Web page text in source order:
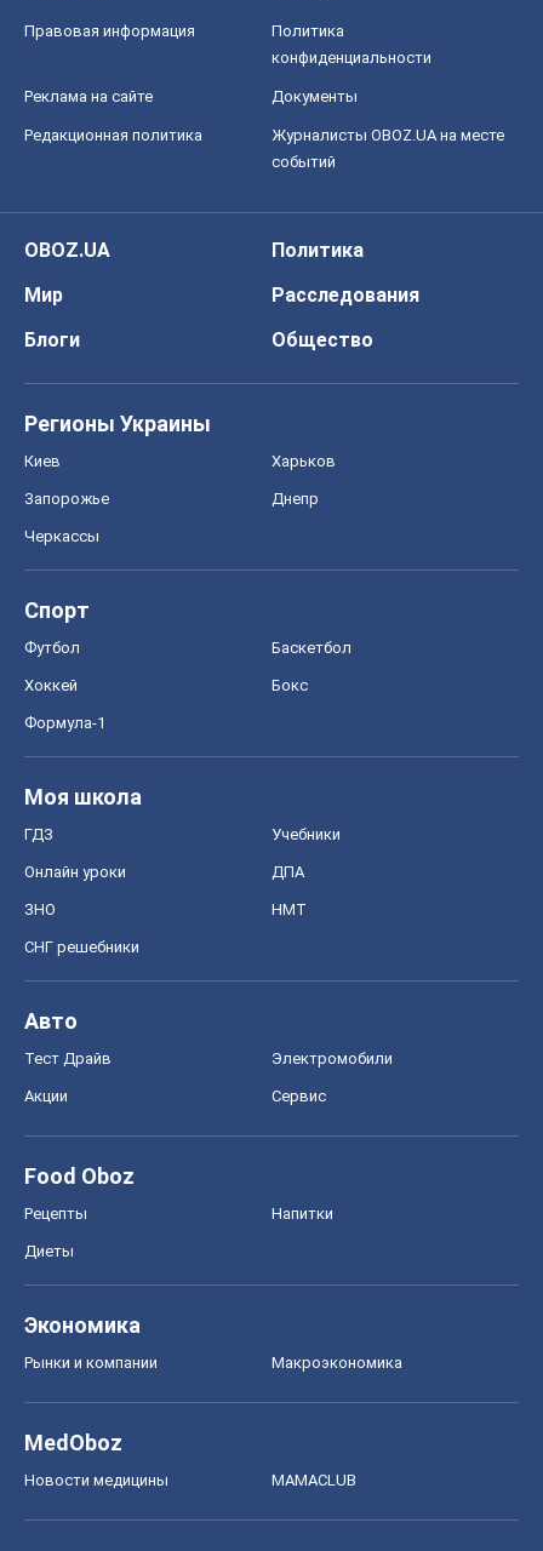
Правовая информация
Политика
конфиденциальности
Реклама на сайте Документы
Редакционная политика
Журналисты OBOZ.UA на месте
событий
OBOZ.UA
Политика
Мир
Расследования
Блоги
Общество
Регионы Украины
Киев Харьков
Запорожье Днепр
Черкассы
Спорт
Футбол Баскетбол
Хоккей Бокс
Формула-1
Моя школа
ГДЗ Учебники
Онлайн уроки ДПА
ЗНО НМТ
СНГ решебники
Авто
Тест Драйв Электромобили
Акции Сервис
Food Oboz
Рецепты Напитки
Диеты
Экономика
Рынки и компании Mакроэкономика
MedOboz
Новости медицины MAMACLUB